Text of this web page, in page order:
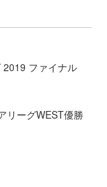
2019 ファイナル
リーグWEST優勝